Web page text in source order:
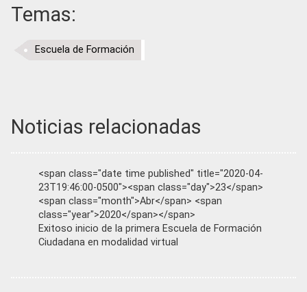
Temas:
Escuela de Formación
Noticias relacionadas
<span class="date time published" title="2020-04-
23T19:46:00-0500"><span class="day">23</span>
<span class="month">Abr</span> <span
class="year">2020</span></span>
Exitoso inicio de la primera Escuela de Formación
Ciudadana en modalidad virtual